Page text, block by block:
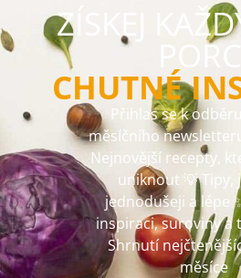
ZÍSKEJ
PORCI
CHUTNÉ
Přihlas se k
měsíčního
Nejnovější recepty,
uniknout 💡 Tipy,
jednodušeji a lépe
inspiraci, suroviny a
Shrnutí
měsíce